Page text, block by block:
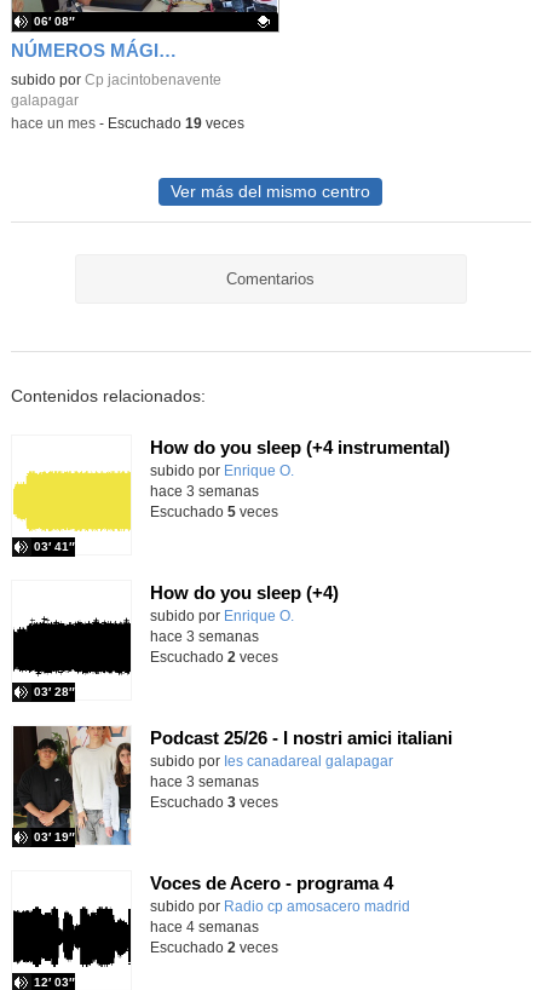
NÚMEROS MÁGICOS
Contenido educativo.
subido por Cp jacintobenavente
galapagar
06′ 08″
-hace un mes- Escuchado 19veces
Ver más del mismo centro
Comentarios
Contenidos relacionados:
How do you sleep (+4 instrumental)
Contenido educativo.
subido por Enrique O.
03′ 41″
hace 3 semanas
Escuchado 5veces
How do you sleep (+4)
Contenido educativo.
subido por Enrique O.
03′ 28″
hace 3 semanas
Escuchado 2 veces
Podcast 25/26 - I nostri amici italiani
subido por Ies canadareal galapagar
03′ 19″
-
hace 3 semanas
Escuchado 3veces
Voces de Acero - programa 4
Contenido educativo.
subido por Radio cp amosacero madrid
12′ 03″
hace 4 semanas
Escuchado 2 veces